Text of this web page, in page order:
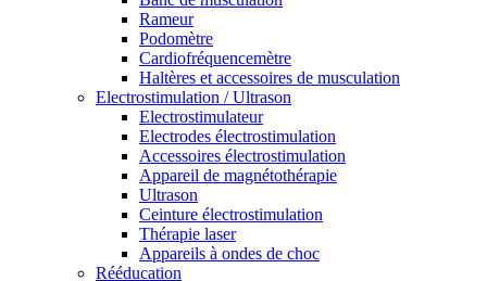
Rameur
Podomètre
Cardiofréquencemètre
Haltères et accessoires de musculation
Electrostimulation / Ultrason
Electrostimulateur
Electrodes électrostimulation
Accessoires électrostimulation
Appareil de magnétothérapie
Ultrason
Ceinture électrostimulation
Thérapie laser
Appareils à ondes de choc
Rééducation